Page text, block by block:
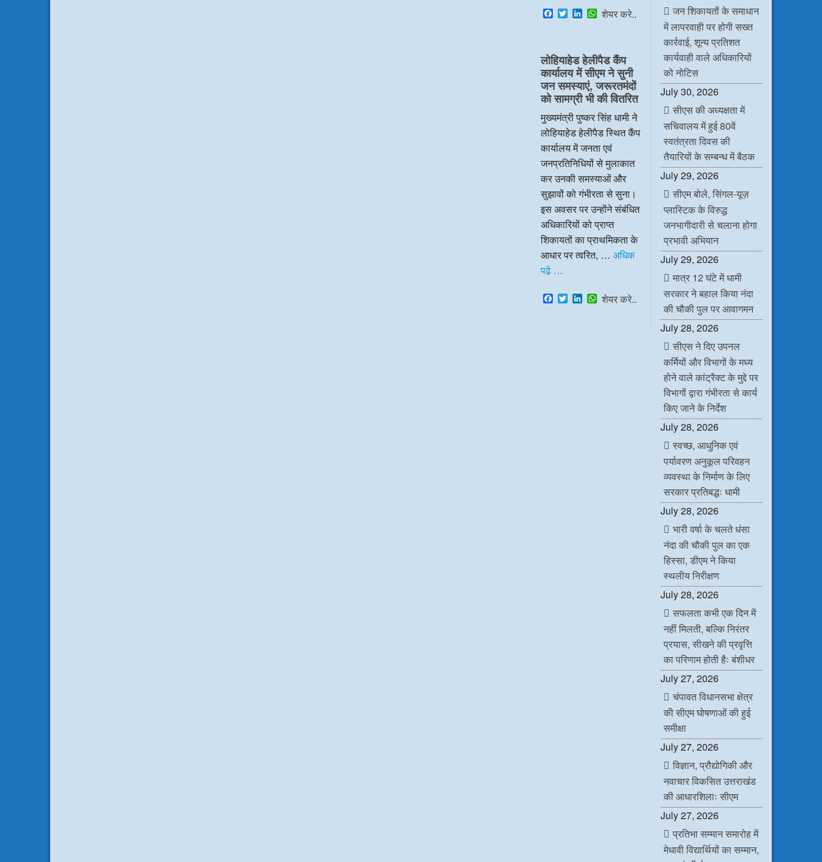
F
a
b
o
o
k
T
w
t
e
r
L
i
e
d
I
n
W
h
s
A
p
p
शेयर करे..
लोहियाहेड हेलीपैड कैंप
कार्यालय में सीएम ने सुनी
जन समस्याएं, जरूरतमंदों
को सामग्री भी की वितरित
मुख्यमंत्री पुष्कर सिंह धामी ने
लोहियाहेड हेलीपैड स्थित कैंप
कार्यालय में जनता एवं
जनप्रतिनिधियों से मुलाकात
कर उनकी समस्याओं और
सुझावों को गंभीरता से सुना।
इस अवसर पर उन्होंने संबंधित
अधिकारियों को प्राप्त
शिकायतों का प्राथमिकता के
आधार पर त्वरित, … अधिक
पढे़ …
F
a
T
w
L
i
W
h
शेयर करे..
जन शिकायतों के समाधान
में लापरवाही पर होगी सख्त
कार्रवाई, शून्य प्रतिशत
कार्यवाही वाले अधिकारियों
को नोटिस
July 30, 2026
सीएस की अध्यक्षता में
सचिवालय में हुई 80वें
स्वतंत्रता दिवस की
तैयारियों के सम्बन्ध में बैठक
July 29, 2026
सीएम बोले, सिंगल-यूज़
प्लास्टिक के विरुद्ध
जनभागीदारी से चलाना होगा
प्रभावी अभियान
July 29, 2026
मात्र 12 घंटे में धामी
सरकार ने बहाल किया नंदा
की चौकी पुल पर आवागमन
July 28, 2026
सीएस ने दिए उपनल
कर्मियों और विभागों के मध्य
होने वाले कांट्रैक्ट के मुद्दे पर
विभागों द्वारा गंभीरता से कार्य
किए जाने के निर्देश
July 28, 2026
स्वच्छ, आधुनिक एवं
पर्यावरण अनुकूल परिवहन
व्यवस्था के निर्माण के लिए
सरकार प्रतिबद्धः धामी
July 28, 2026
भारी वर्षा के चलते धंसा
नंदा की चौकी पुल का एक
हिस्सा, डीएम ने किया
स्थलीय निरीक्षण
July 28, 2026
सफलता कभी एक दिन में
नहीं मिलती, बल्कि निरंतर
प्रयास, सीखने की प्रवृत्ति
का परिणाम होती हैः बंशीधर
July 27, 2026
चंपावत विधानसभा क्षेत्र
की सीएम घोषणाओं की हुई
समीक्षा
July 27, 2026
विज्ञान, प्रौद्योगिकी और
नवाचार विकसित उत्तराखंड
की आधारशिलाः सीएम
July 27, 2026
प्रतिभा सम्मान समारोह में
मेधावी विद्यार्थियों का सम्मान,